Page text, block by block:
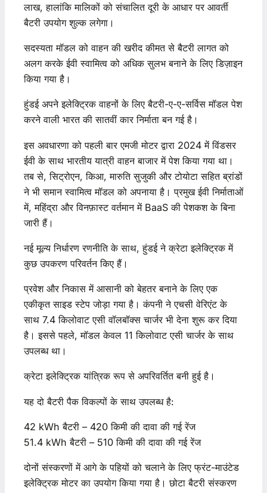
लाख, हालांकि मालिकों को संचालित दूरी के आधार पर आवर्ती
बैटरी उपयोग शुल्क लगेगा।
सदस्यता मॉडल को वाहन की खरीद कीमत से बैटरी लागत को
अलग करके ईवी स्वामित्व को अधिक सुलभ बनाने के लिए डिज़ाइन
किया गया है।
हुंडई अपने इलेक्ट्रिक वाहनों के लिए बैटरी-ए-ए-सर्विस मॉडल पेश
करने वाली भारत की सातवीं कार निर्माता बन गई है।
इस अवधारणा को पहली बार एमजी मोटर द्वारा 2024 में विंडसर
ईवी के साथ भारतीय यात्री वाहन बाजार में पेश किया गया था।
तब से, सिट्रोएन, किआ, मारुति सुजुकी और टोयोटा सहित ब्रांडों
ने भी समान स्वामित्व मॉडल को अपनाया है। प्रमुख ईवी निर्माताओं
में, महिंद्रा और विनफ़ास्ट वर्तमान में BaaS की पेशकश के बिना
जारी हैं।
नई मूल्य निर्धारण रणनीति के साथ, हुंडई ने क्रेटा इलेक्ट्रिक में
कुछ उपकरण परिवर्तन किए हैं।
प्रवेश और निकास में आसानी को बेहतर बनाने के लिए एक
एकीकृत साइड स्टेप जोड़ा गया है। कंपनी ने एचसी वेरिएंट के
साथ 7.4 किलोवाट एसी वॉलबॉक्स चार्जर भी देना शुरू कर दिया
है। इससे पहले, मॉडल केवल 11 किलोवाट एसी चार्जर के साथ
उपलब्ध था।
क्रेटा इलेक्ट्रिक यांत्रिक रूप से अपरिवर्तित बनी हुई है।
यह दो बैटरी पैक विकल्पों के साथ उपलब्ध है:
42 kWh बैटरी – 420 किमी की दावा की गई रेंज
51.4 kWh बैटरी – 510 किमी की दावा की गई रेंज
दोनों संस्करणों में आगे के पहियों को चलाने के लिए फ्रंट-माउंटेड
इलेक्ट्रिक मोटर का उपयोग किया गया है। छोटा बैटरी संस्करण